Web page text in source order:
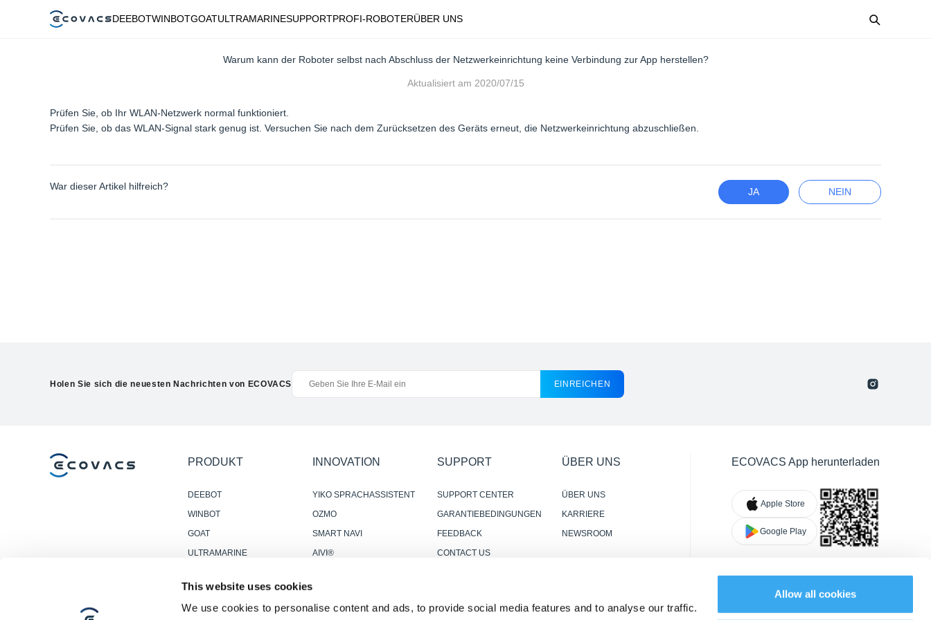
This website uses cookies
We use cookies to personalise content and ads, to provide social media features and to analyse our traffic.
Allow all cookies
DEEBOTWINBOTGOATULTRAMARINESUPPORTPROFI-ROBOTERÜBER UNS
Warum kann der Roboter selbst nach Abschluss der Netzwerkeinrichtung keine Verbindung zur App herstellen?
Aktualisiert am 2020/07/15
Prüfen Sie, ob Ihr WLAN-Netzwerk normal funktioniert.
Prüfen Sie, ob das WLAN-Signal stark genug ist. Versuchen Sie nach dem Zurücksetzen des Geräts erneut, die Netzwerkeinrichtung abzuschließen.
War dieser Artikel hilfreich?
JA NEIN
Holen Sie sich die neuesten Nachrichten von ECOVACS EINREICHEN
PRODUKT
DEEBOT
WINBOT
GOAT
ULTRAMARINE
PROFI-
BODENREINIGUNGSROBOTER
INNOVATION
YIKO SPRACHASSISTENT
OZMO
SMART NAVI
AIVI®
SUPPORT
SUPPORT CENTER
GARANTIEBEDINGUNGEN
FEEDBACK
CONTACT US
ÜBER UNS
ÜBER UNS
KARRIERE
NEWSROOM
ECOVACS App herunterladen
Apple Store
Google Play